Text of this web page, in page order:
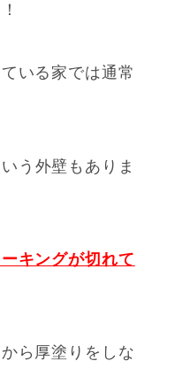
いる家では通常
いう外壁もありま
キングが切れて
ら厚塗りをしな